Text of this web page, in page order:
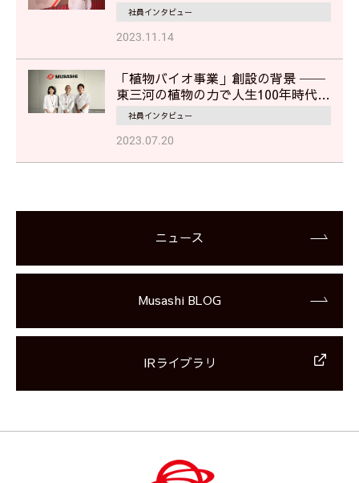
社員インタビュー
2023.11.14
「植物バイオ事業」創設の背景 ──
東三河の植物の力で人生100年時代を
美しく、健やかに
社員インタビュー
2023.07.20
ニュース
Musashi BLOG
IRライブラリ